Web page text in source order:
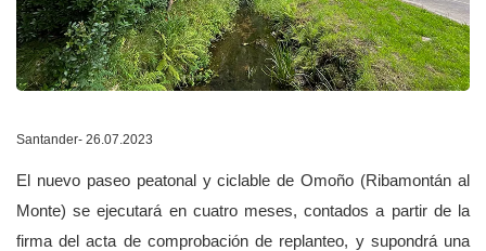
Santander- 26.07.2023
El nuevo paseo peatonal y ciclable de Omoño (Ribamontán al
Monte) se ejecutará en cuatro meses, contados a partir de la
firma del acta de comprobación de replanteo, y supondrá una